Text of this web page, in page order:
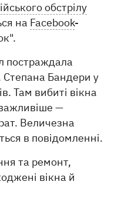
обстрілу
на Facebook-
постраждала
Степана Бандери у
Там вибиті вікна
—
Величезна
в повідомленні.
та ремонт,
вікна й